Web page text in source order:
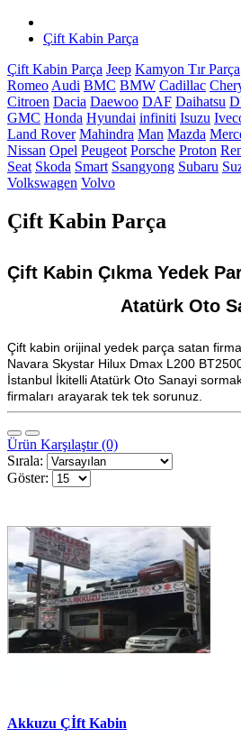
Çift Kabin Parça
Çift Kabin Parça Jeep Kamyon Tır Parça
Romeo Audi BMC BMW Cadillac
Citroen Dacia Daewoo DAF Daihatsu
GMC Honda Hyundai infiniti Isuzu
Land Rover Mahindra Man Mazda
Nissan Opel Peugeot Porsche Proton
Seat Skoda Smart Ssangyong Subaru
Volkswagen Volvo
Çift Kabin Parça
Çift Kabin Çıkma Yedek
Atatürk Oto
Çift kabin orijinal yedek parça satan
Navara Skystar Hilux Dmax L200
İstanbul İkitelli Atatürk Oto Sanayi
firmaları arayarak tek tek sorunuz.
Ürün Karşılaştır (0)
Sırala:
Göster:
Akkuzu Çİft Kabin